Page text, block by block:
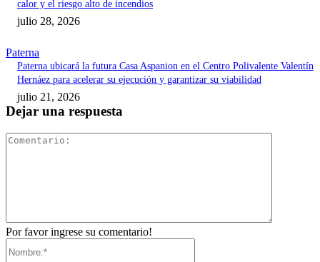
calor y el riesgo alto de incendios
julio 28, 2026
Paterna
Paterna ubicará la futura Casa Aspanion en el Centro Polivalente Valentín
Hernáez para acelerar su ejecución y garantizar su viabilidad
julio 21, 2026
Dejar una respuesta
Por favor ingrese su comentario!